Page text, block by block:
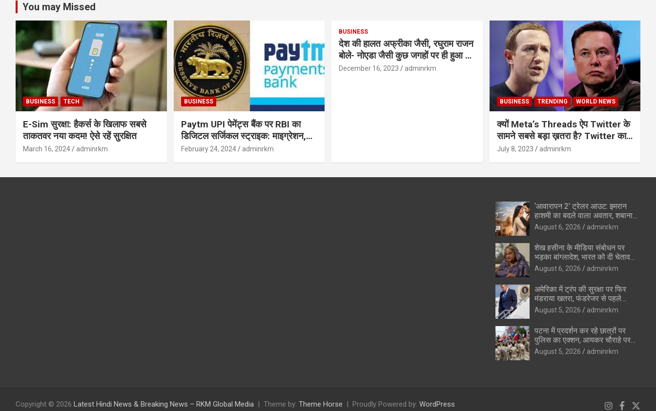
You may Missed
BUSINESS TECH
E-Sim सुरक्षा: हैकर्स के खिलाफ सबसे
ताकतवर नया कदम! ऐसे रहें सुरक्षित
March 16, 2024 adminrkm
BUSINESS
Paytm UPI पेमेंट्स बैंक पर RBI का
डिजिटल सर्जिकल स्ट्राइक: माइग्रेशन,
सुरक्षा और उपयोगकर्ताओं के लिए सलाह!
February 24, 2024 adminrkm
BUSINESS
देश की हालत अफ्रीका जैसी, रघुराम राजन
बोले- नोएडा जैसी कुछ जगहों पर ही हुआ है
विकास : रघुराम राजन
December 16, 2023 adminrkm
BUSINESS TRENDING WORLD NEWS
क्यों Meta’s Threads ऐप Twitter के
सामने सबसे बड़ा ख़तरा है? Twitter का
अंत?
July 8, 2023 adminrkm
‘आवारापन 2’ ट्रेलर आउट: इमरान
हाशमी का बदले वाला अवतार, शबाना
आजमी के विलेन रोल ने उड़ाए होश
August 6, 2026 adminrkm
शेख हसीना के मीडिया संबोधन पर
भड़का बांग्लादेश, भारत को दी चेतावनी
—”रिश्ते सुधारने की कोशिशों को
पहुंचेगा नुकसान”
August 6, 2026 adminrkm
अमेरिका में ट्रंप की सुरक्षा पर फिर
मंडराया खतरा, फंडरेजर से पहले
हथियारों के साथ संदिग्ध पकड़ा गया
August 5, 2026 adminrkm
पटना में प्रदर्शन कर रहे छात्रों पर
पुलिस का एक्शन, आयकर चौराहे पर
वाटर कैनन का इस्तेमाल
August 5, 2026 adminrkm
Copyright © 2026 Latest Hindi News & Breaking News – RKM Global Media Theme by: Theme Horse Proudly Powered by: WordPress